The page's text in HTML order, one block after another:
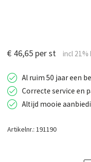
€ 46,65 per st
Al ruim 50 jaar een
Correcte service en
Altijd mooie
Artikelnr.: 191190